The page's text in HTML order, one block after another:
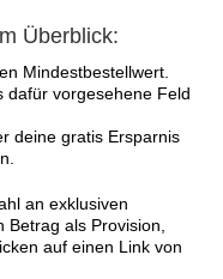
Überblick:
Mindestbestellwert.
dafür vorgesehene Feld
deine gratis Ersparnis
an exklusiven
als Provision,
auf einen Link von